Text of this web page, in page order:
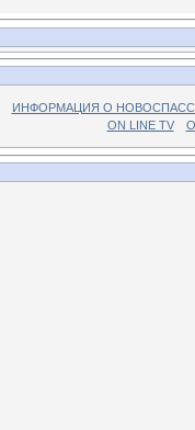
ИНФОРМАЦИЯ О
ON LINE TV